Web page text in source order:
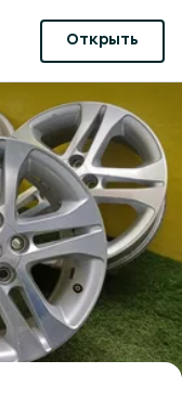
Открыть